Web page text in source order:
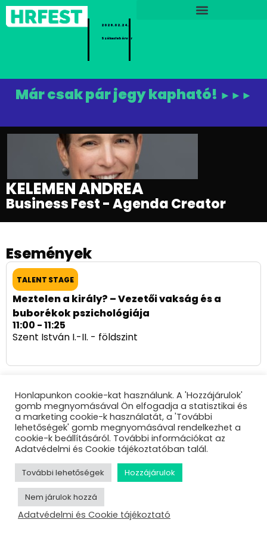
2026.02.24.
Székesfehérvár
Már csak pár jegy kapható! ►►►
KELEMEN ANDREA
Business Fest - Agenda Creator
Események
TALENT STAGE
Meztelen a király? – Vezetői vakság és a
buborékok pszichológiája
11:00 - 11:25
Szent István I.-II. - földszint
ÖSSZES ELŐADÓ
Honlapunkon cookie-kat használunk. A 'Hozzájárulok'
gomb megnyomásával Ön elfogadja a statisztikai és
a marketing cookie-k használatát, a 'További
lehetőségek' gomb megnyomásával rendelkezhet a
cookie-k beállításáról. További információkat az
Adatvédelmi és Cookie tájékoztatóban talál.
További lehetőségek Hozzájárulok
Nem járulok hozzá
Adatvédelmi és Cookie tájékoztató